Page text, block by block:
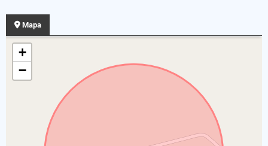
Mapa
+
−